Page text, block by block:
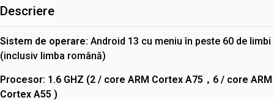
Descriere
Sistem de operare: Android 13 cu meniu în peste 60 de limbi
(inclusiv limba română)
Procesor: 1.6 GHZ (2 / core ARM Cortex A75，6 / core ARM
Cortex A55 )